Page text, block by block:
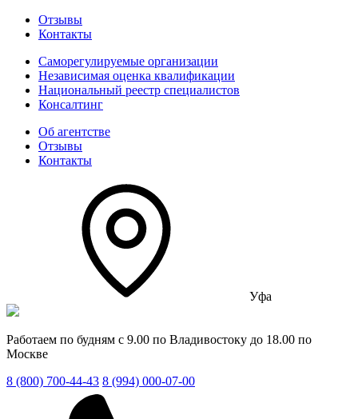
Отзывы
Контакты
Саморегулируемые организации
Независимая оценка квалификации
Национальный реестр специалистов
Консалтинг
Об агентстве
Отзывы
Контакты
Уфа
Работаем по будням с 9.00 по Владивостоку до 18.00 по
Москве
8 (800) 700-44-43 8 (994) 000-07-00